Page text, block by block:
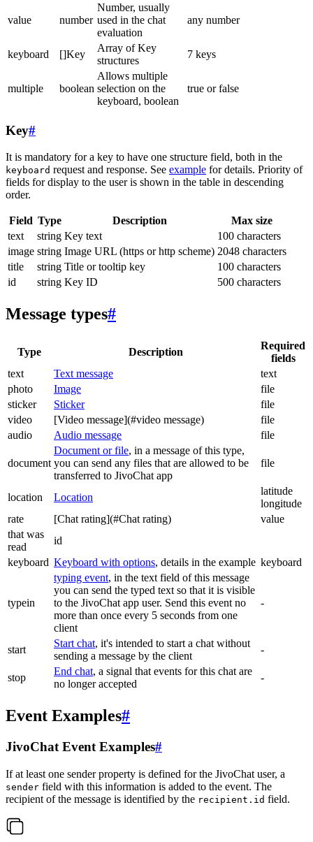
value number
Number, usually
used in the chat
evaluation
any number
keyboard []Key
Array of Key
structures
7 keys
multiple boolean
Allows multiple
selection on the
keyboard, boolean
true or false
Key#
It is mandatory for a key to have one structure field, both in the
keyboard request and response. See example for details. Priority of
fields for display to the user is shown in the table in descending
order.
Field Type Description
Max size
text
string Key text
100 characters
image string Image URL (https or http scheme) 2048 characters
title
string Title or tooltip key
100 characters
id
string Key ID 500 characters
Message types#
Type Description
Required
fields
text
Text message
text
photo
Image
file
sticker
Sticker
file
video
[Video message](#video message)
file
audio
Audio message file
document
Document or file, in a message of this type,
you can send any files that are allowed to be
transferred to JivoChat app
file
location Location
latitude
longitude
rate
[Chat rating](#Chat rating)
value
that was
read
id
keyboard Keyboard with options, details in the example keyboard
typein
typing event, in the text field of this message
you can send the typed text so that it is visible
to the JivoChat app user. Send this event no
more than once every 5 seconds from one
client
-
start
Start chat, it's intended to start a chat without
sending a message by the client
-
stop
End chat, a signal that events for this chat are
no longer accepted
-
Event Examples#
JivoChat Event Examples#
If at least one sender property is defined for the JivoChat user, a
sender field with this information is added to the event. The
recipient of the message is identified by the recipient.id field.